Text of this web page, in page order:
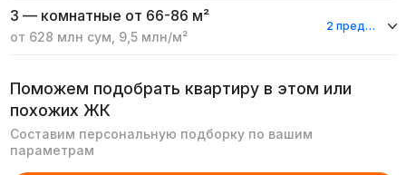
3 — комнатные от 66-86 м²
от 628 млн сум 9,5 млн/м²
2 предложения
Поможем подобрать квартиру в этом или
похожих ЖК
Составим персональную подборку по вашим
параметрам